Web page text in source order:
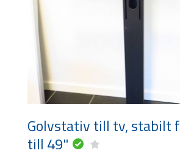
Golvstativ till tv, stabilt
till 49"